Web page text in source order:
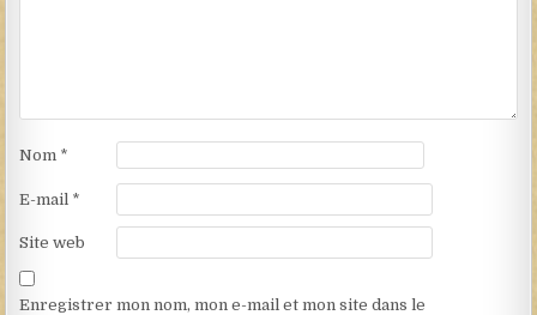
Nom *
E-mail *
Site web
Enregistrer mon nom, mon e-mail et mon site dans le